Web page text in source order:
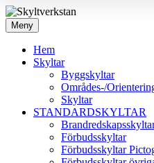
Meny
Hem
Skyltar
Byggskyltar
Områdes-/
Skyltar
STANDARDSKYLTAR
Förbudsskyltar
Förbudsskyltar